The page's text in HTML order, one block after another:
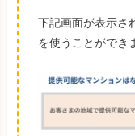
下記画面が表示さ
を使うことができ